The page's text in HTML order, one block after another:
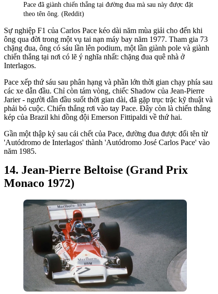
Pace đã giành chiến thắng tại đường đua mà sau này được đặt
theo tên ông. (Reddit)
Sự nghiệp F1 của Carlos Pace kéo dài năm mùa giải cho đến khi
ông qua đời trong một vụ tai nạn máy bay năm 1977. Tham gia 73
chặng đua, ông có sáu lần lên podium, một lần giành pole và giành
chiến thắng tại nơi có lẽ ý nghĩa nhất: chặng đua quê nhà ở
Interlagos.
Pace xếp thứ sáu sau phân hạng và phần lớn thời gian chạy phía sau
các xe dẫn đầu. Chỉ còn tám vòng, chiếc Shadow của Jean-Pierre
Jarier - người dẫn đầu suốt thời gian dài, đã gặp trục trặc kỹ thuật và
phải bỏ cuộc. Chiến thắng rơi vào tay Pace. Đây còn là chiến thắng
kép của Brazil khi đồng đội Emerson Fittipaldi về thứ hai.
Gần một thập kỷ sau cái chết của Pace, đường đua được đổi tên từ
'Autódromo de Interlagos' thành 'Autódromo José Carlos Pace' vào
năm 1985.
Jean-Pierre Beltoise (Grand Prix
Monaco 1972)